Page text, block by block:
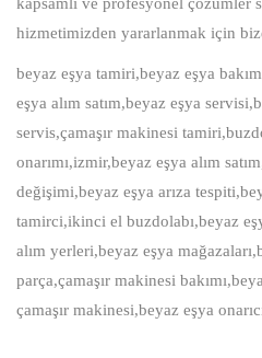
hizmetimizden yararlanmak için
beyaz eşya tamiri,beyaz eşya
eşya alım satım,beyaz eşya
servis,çamaşır makinesi
onarımı,izmir,beyaz eşya alım
değişimi,beyaz eşya arıza
tamirci,ikinci el buzdolabı,beyaz
alım yerleri,beyaz eşya
parça,çamaşır makinesi
çamaşır makinesi,beyaz eşya